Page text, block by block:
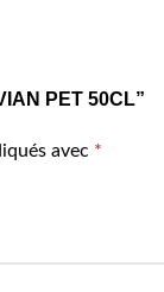
PET 50CL”
avec *